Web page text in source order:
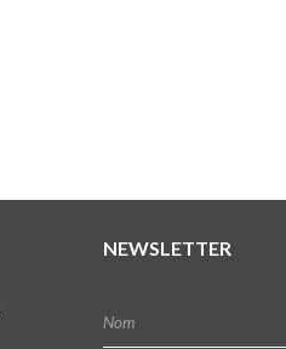
NEWSLETTER